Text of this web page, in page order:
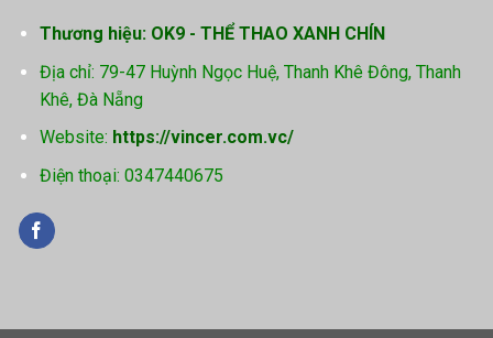
Thương hiệu: OK9 - THỂ THAO XANH CHÍN
Địa chỉ: 79-47 Huỳnh Ngọc Huệ, Thanh Khê Đông, Thanh
Khê, Đà Nẵng
Website: https://vincer.com.vc/
Điện thoại: 0347440675